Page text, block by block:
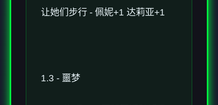
让她们步行 - 佩妮+1 达莉亚+1
1.3 - 噩梦